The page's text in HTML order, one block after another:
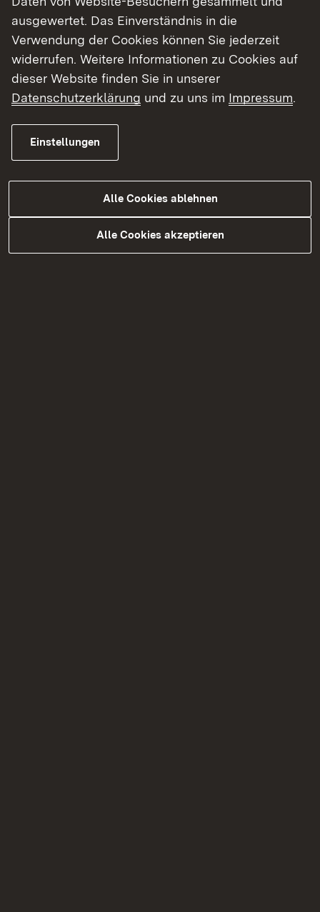
Skript zum neuen Schwerpunktthema "Musik als
Tonsatzregeln
Fortbildungen Musik und
Unterrichtsmaterialien
Externer Link:
Startseite des ZSL
Externer Link:
Musik-Fachseite am ZSL
Externer Link:
ausgewertet. Das Einverständnis in die
Verwendung der Cookies können Sie jederzeit
widerrufen. Weitere Informationen zu Cookies auf
dieser Website finden Sie in unserer
Datenschutzerklärung und zu uns im Impressum.
Einstellungen
Alle Cookies ablehnen
Alle Cookies akzeptieren